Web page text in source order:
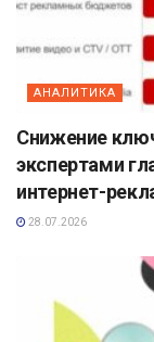
АНАЛИТИКА
Снижение
экспертами
интернет-
28.07.2026